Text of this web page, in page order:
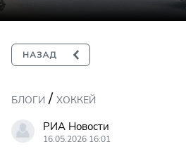
БЛОГИ / ХОККЕЙ
РИА Новости
16.05.2026 16:01